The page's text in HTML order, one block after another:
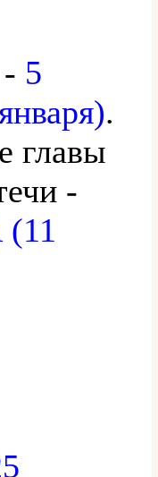
5
.
главы
-